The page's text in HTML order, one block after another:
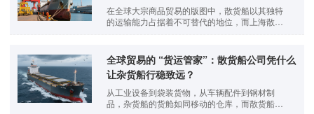
在全球大宗商品贸易的版图中，散货船以其独特
的运输能力占据着不可替代的地位，而上海散货
带。
全球贸易的 “货运管家”：散货船公司凭什么
让杂货船行稳致远？
从工业设备到袋装货物，从车辆配件到钢材制
品，杂货船的货舱如同移动的仓库，而散货船公